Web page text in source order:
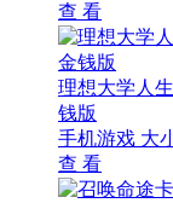
查 看
理想大学人
钱版
手机游戏 大
查 看